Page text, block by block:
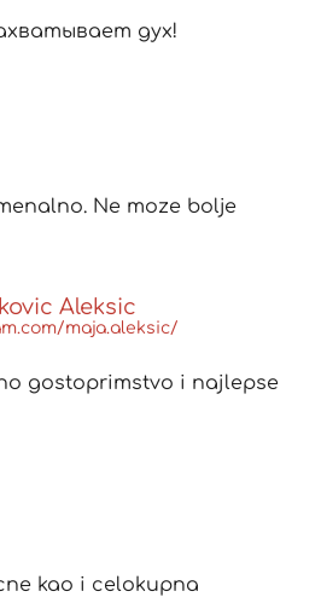
дух!
Ne moze bolje
Aleksic
maja.aleksic/
gostoprimstvo i najlepse
kao i celokupna